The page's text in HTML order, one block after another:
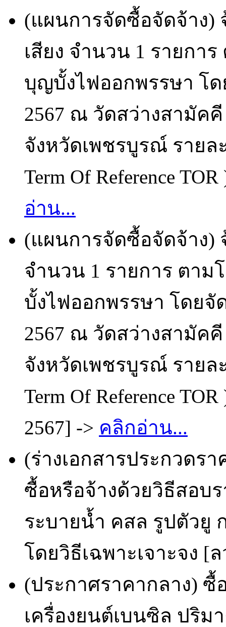
(แผนการจัดซื้อจัดจ้าง)
เสียง จำนวน 1 รายกา
บุญบั้งไฟออกพรรษา โ
2567 ณ วัดสว่างสามัค
จังหวัดเพชรบูรณ์ รายล
Term Of Reference
อ่าน...
(แผนการจัดซื้อจัดจ้าง)
จำนวน 1 รายการ ตา
บั้งไฟออกพรรษา โดย
2567 ณ วัดสว่างสามัค
จังหวัดเพชรบูรณ์ รายล
Term Of Reference
2567] -> คลิกอ่าน...
(ร่างเอกสารประกวดรา
ซื้อหรือจ้างด้วยวิธีสอบ
ระบายน้ำ คสล รูปตัว
โดยวิธีเฉพาะเจาะจง [
(ประกาศราคากลาง)
เครื่องยนต์เบนซิล ปริม